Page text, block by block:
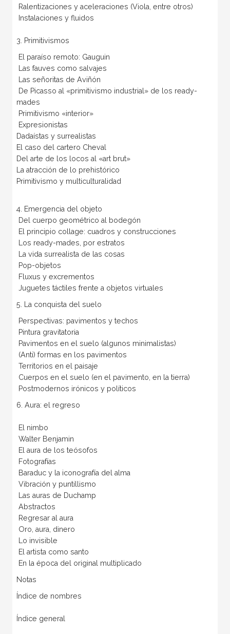
Ralentizaciones y aceleraciones (Viola, entre otros)
Instalaciones y fluidos
3. Primitivismos
El paraíso remoto: Gauguin
Las fauves como salvajes
Las señoritas de Aviñón
De Picasso al «primitivismo industrial» de los ready-
mades
Primitivismo «interior»
Expresionistas
Dadaístas y surrealistas
El caso del cartero Cheval
Del arte de los locos al «art brut»
La atracción de lo prehistórico
Primitivismo y multiculturalidad
4. Emergencia del objeto
Del cuerpo geométrico al bodegón
El principio collage: cuadros y construcciones
Los ready-mades, por estratos
La vida surrealista de las cosas
Pop-objetos
Fluxus y excrementos
Juguetes táctiles frente a objetos virtuales
5. La conquista del suelo
Perspectivas: pavimentos y techos
Pintura gravitatoria
Pavimentos en el suelo (algunos minimalistas)
(Anti) formas en los pavimentos
Territorios en el paisaje
Cuerpos en el suelo (en el pavimento, en la tierra)
Postmodernos irónicos y políticos
6. Aura: el regreso
El nimbo
Walter Benjamin
El aura de los teósofos
Fotografías
Baraduc y la iconografía del alma
Vibración y puntillismo
Las auras de Duchamp
Abstractos
Regresar al aura
Oro, aura, dinero
Lo invisible
El artista como santo
En la época del original multiplicado
Notas
Índice de nombres
Índice general